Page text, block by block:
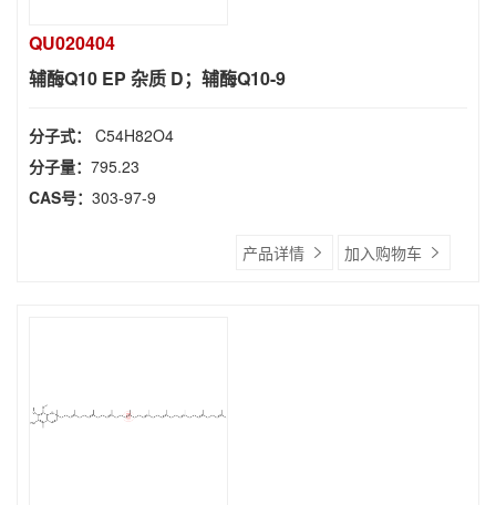
QU020404
辅酶Q10 EP 杂质 D；辅酶Q10-9
分子式： C54H82O4
分子量： 795.23
CAS号： 303-97-9
产品详情 加入购物车